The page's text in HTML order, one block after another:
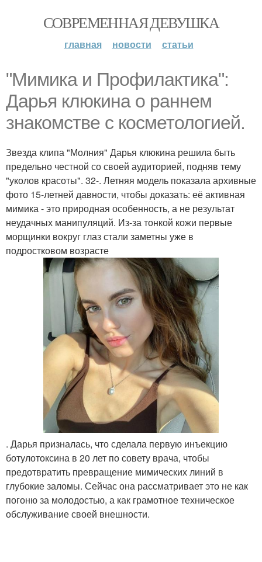
СОВРЕМЕННАЯ ДЕВУШКА
главная новости статьи
"Мимика и Профилактика":
Дарья клюкина о раннем
знакомстве с косметологией.
Звезда клипа "Молния" Дарья клюкина решила быть
предельно честной со своей аудиторией, подняв тему
"уколов красоты". 32-. Летняя модель показала архивные
фото 15-летней давности, чтобы доказать: её активная
мимика - это природная особенность, а не результат
неудачных манипуляций. Из-за тонкой кожи первые
морщинки вокруг глаз стали заметны уже в
подростковом возрасте
. Дарья призналась, что сделала первую инъекцию
ботулотоксина в 20 лет по совету врача, чтобы
предотвратить превращение мимических линий в
глубокие заломы. Сейчас она рассматривает это не как
погоню за молодостью, а как грамотное техническое
обслуживание своей внешности.